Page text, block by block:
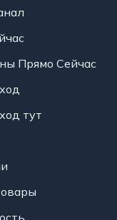
Прямо Сейчас
тут